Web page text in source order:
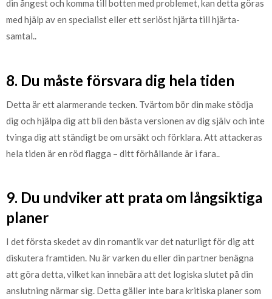
din ångest och komma till botten med problemet, kan detta göras
med hjälp av en specialist eller ett seriöst hjärta till hjärta-
samtal..
8. Du måste försvara dig hela tiden
Detta är ett alarmerande tecken. Tvärtom bör din make stödja
dig och hjälpa dig att bli den bästa versionen av dig själv och inte
tvinga dig att ständigt be om ursäkt och förklara. Att attackeras
hela tiden är en röd flagga – ditt förhållande är i fara..
9. Du undviker att prata om långsiktiga
planer
I det första skedet av din romantik var det naturligt för dig att
diskutera framtiden. Nu är varken du eller din partner benägna
att göra detta, vilket kan innebära att det logiska slutet på din
anslutning närmar sig. Detta gäller inte bara kritiska planer som